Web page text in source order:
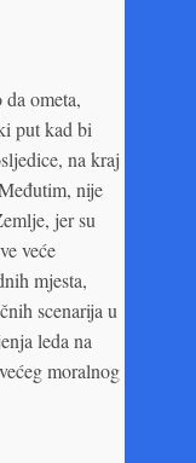
ometa,
put kad bi
na kraj
nije
jer su
veće
mjesta,
scenarija u
leda na
moralnog